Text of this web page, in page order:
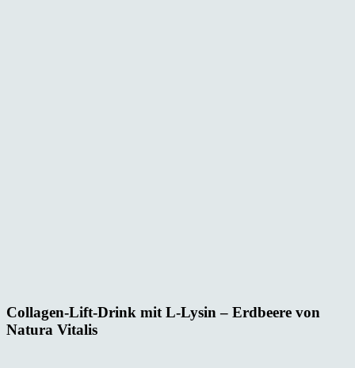
Collagen-Lift-Drink mit L-Lysin – Erdbeere von
Natura Vitalis